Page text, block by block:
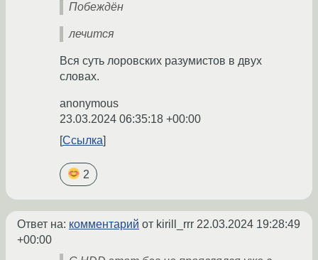
Побеждён
лечится
Вся суть лоровских разумистов в двух
словах.
anonymous
23.03.2024 06:35:18 +00:00
Ссылка
2
Ответ на: комментарий от kirill_rrr 22.03.2024 19:28:49
+00:00